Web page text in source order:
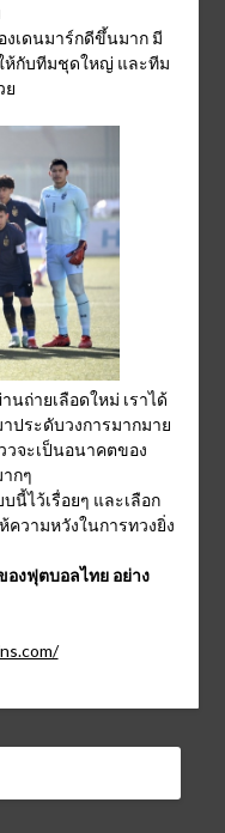
เดนมาร์กดีขึ้นมาก มี
ห้กับทีมชุดใหญ่ และทีม
ย
ถ่ายเลือดใหม่ เราได้
ประดับวงการมากมาย
วจะเป็นอนาคตของ
กๆ
นี้ไว้เรื่อยๆ และเลือก
วามหวังในการทวงยิ่ง
องฟุตบอลไทย อย่าง